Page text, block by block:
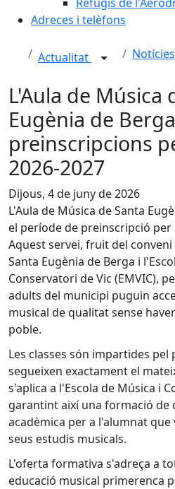
Adreces i telèfons
Actualitat Notícies
L'Aula de Música
Eugènia de
preinscripcions
2026-2027
Dijous, 4 de juny de 2026
L'Aula de Música de Santa
el període de preinscripció per
Aquest servei, fruit del
Santa Eugènia de Berga i
Conservatori de Vic (EMVIC),
adults del municipi puguin
musical de qualitat sense
poble.
Les classes són impartides pel
segueixen exactament el
s'aplica a l'Escola de Música i
garantint així una formació
acadèmica per a l'alumnat
seus estudis musicals.
L'oferta formativa s'adreça a
educació musical primerenca